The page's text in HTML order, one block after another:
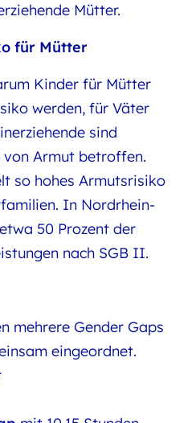
Mütter.
für Mütter
Kinder für Mütter
werden, für Väter
sind
Armut betroffen.
so hohes Armutsrisiko
In Nordrhein-
50 Prozent der
nach SGB II.
mehrere Gender Gaps
eingeordnet.